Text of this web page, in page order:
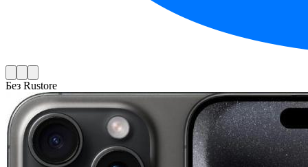
Без Rustore